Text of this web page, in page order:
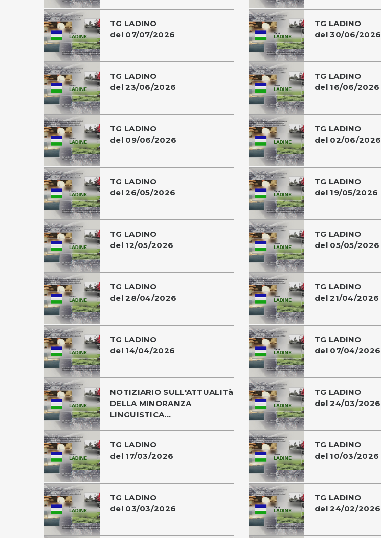
TG LADINO
del 07/07/2026
TG LADINO
del 30/06/2026
TG LADINO
del 23/06/2026
TG LADINO
del 16/06/2026
TG LADINO
del 09/06/2026
TG LADINO
del 02/06/2026
TG LADINO
del 26/05/2026
TG LADINO
del 19/05/2026
TG LADINO
del 12/05/2026
TG LADINO
del 05/05/2026
TG LADINO
del 28/04/2026
TG LADINO
del 21/04/2026
TG LADINO
del 14/04/2026
TG LADINO
del 07/04/2026
NOTIZIARIO SULL'ATTUALITà
DELLA MINORANZA
LINGUISTICA...
TG LADINO
del 24/03/2026
TG LADINO
del 17/03/2026
TG LADINO
del 10/03/2026
TG LADINO
del 03/03/2026
TG LADINO
del 24/02/2026